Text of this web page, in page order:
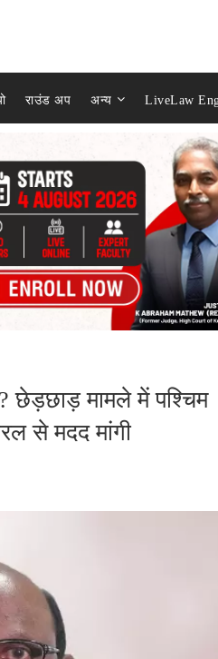
राउंड अप अन्य LiveLaw
छेड़छाड़ मामले में पश्चिम
से मदद मांगी